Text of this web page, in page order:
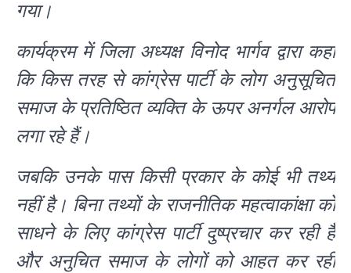
गया।
कार्यक्रम में जिला अध्यक्ष विनोद भार्गव द्वारा कहा
कि किस तरह से कांग्रेस पार्टी के लोग अनुसूचित
समाज के प्रतिष्ठित व्यक्ति के ऊपर अनर्गल आरोप
लगा रहे हैं।
जबकि उनके पास किसी प्रकार के कोई भी तथ्य
नहीं है। बिना तथ्यों के राजनीतिक महत्वाकांक्षा को
साधने के लिए कांग्रेस पार्टी दुष्प्रचार कर रही है
और अनुचित समाज के लोगों को आहत कर रही